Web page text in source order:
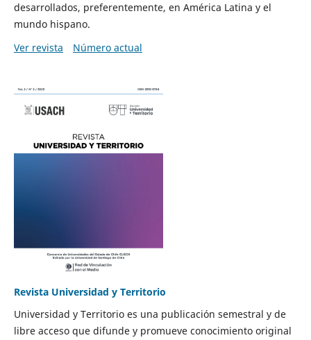
desarrollados, preferentemente, en América Latina y el
mundo hispano.
Ver revista
Número actual
Revista Universidad y Territorio
Universidad y Territorio es una publicación semestral y de
libre acceso que difunde y promueve conocimiento original